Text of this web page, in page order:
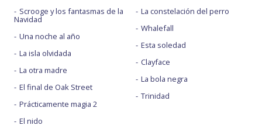
Scrooge y los fantasmas de la
Navidad
Una noche al año
La isla olvidada
La otra madre
El final de Oak Street
Prácticamente magia 2
El nido
La constelación del perro
Whalefall
Esta soledad
Clayface
La bola negra
Trinidad